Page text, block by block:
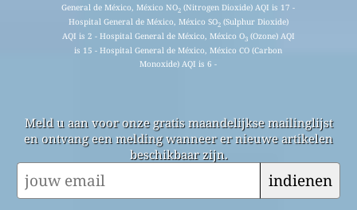
General de México, México NO2 (Nitrogen Dioxide) AQI is 17 -
Hospital General de México, México SO2(Sulphur Dioxide)
AQI is 2 - Hospital General de México, México O3(Ozone) AQI
is 15 - Hospital General de México, México CO (Carbon
Monoxide) AQI is 6 -
Meld u aan voor onze gratis maandelijkse mailinglijst
en ontvang een melding wanneer er nieuwe artikelen
beschikbaar zijn.
indienen